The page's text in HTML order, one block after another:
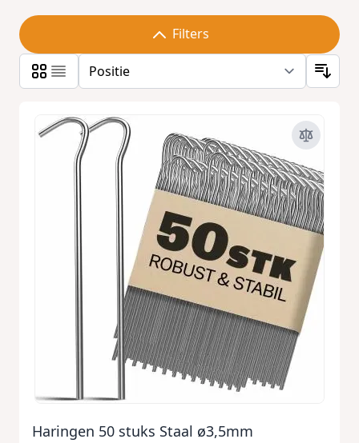
Filters
Haringen 50 stuks Staal ø3,5mm